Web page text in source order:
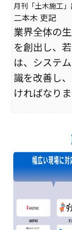
月刊「土木施工
二本木 吏記
業界全体の
を創出し、
は、システ
識を改善し
ければなりま